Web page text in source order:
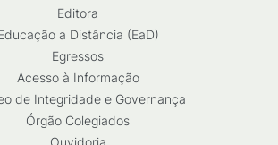
Editora
a Distância (EaD)
Egressos
Acesso à Informação
de Integridade e Governança
Órgão Colegiados
Ouvidoria